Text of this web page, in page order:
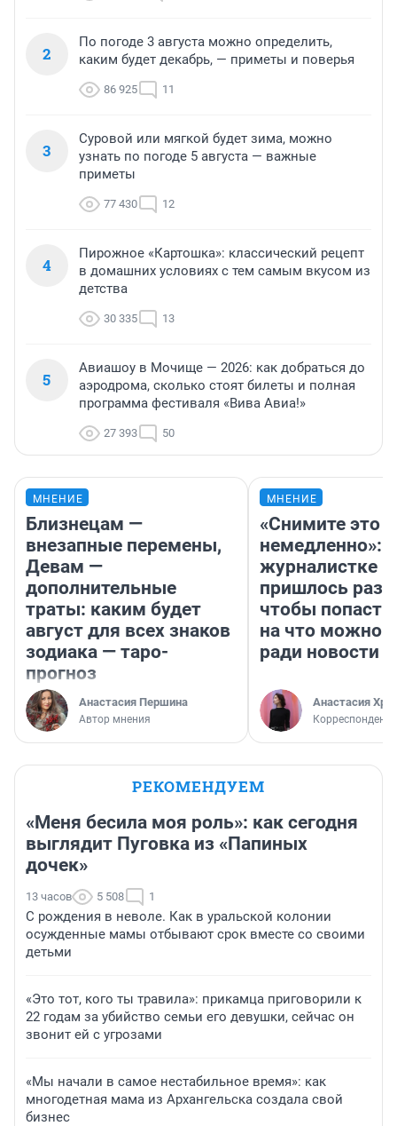
2
По погоде 3 августа можно определить,
каким будет декабрь, — приметы и поверья
86 925 11
3
Суровой или мягкой будет зима, можно
узнать по погоде 5 августа — важные
приметы
77 430 12
4
Пирожное «Картошка»: классический рецепт
в домашних условиях с тем самым вкусом из
детства
30 335 13
5
Авиашоу в Мочище — 2026: как добраться до
аэродрома, сколько стоят билеты и полная
программа фестиваля «Вива Авиа!»
27 393 50
МНЕНИЕ
Близнецам —
внезапные перемены,
Девам —
дополнительные
траты: каким будет
август для всех знаков
зодиака — таро-
прогноз
Анастасия Першина
Автор мнения
МНЕНИЕ
«Снимите это
немедленно»:
журналистке
пришлось
чтобы попасть
на что можно
ради новости
Анастасия
Корреспондент
РЕКОМЕНДУЕМ
«Меня бесила моя роль»: как сегодня
выглядит Пуговка из «Папиных
дочек»
13 часов 5 508 1
С рождения в неволе. Как в уральской колонии
осужденные мамы отбывают срок вместе со своими
детьми
«Это тот, кого ты травила»: прикамца приговорили к
22 годам за убийство семьи его девушки, сейчас он
звонит ей с угрозами
«Мы начали в самое нестабильное время»: как
многодетная мама из Архангельска создала свой
бизнес